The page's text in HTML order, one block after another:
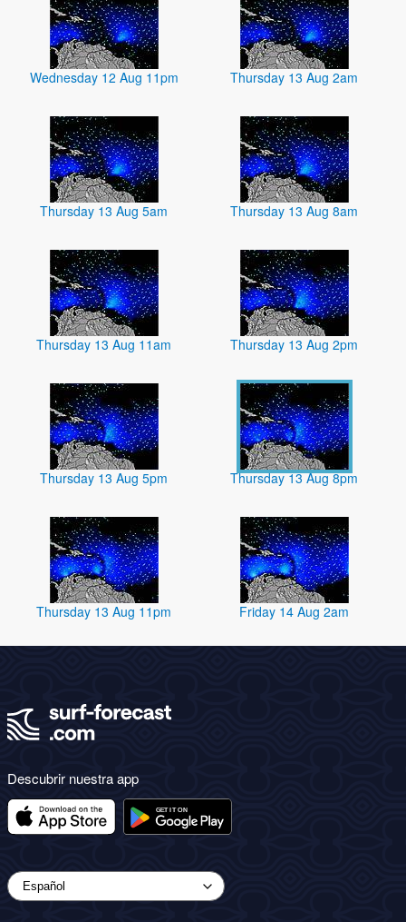
Wednesday 12 Aug 11pm Thursday 13 Aug 2am
Thursday 13 Aug 5am Thursday 13 Aug 8am
Thursday 13 Aug 11am Thursday 13 Aug 2pm
Thursday 13 Aug 5pm Thursday 13 Aug 8pm
Thursday 13 Aug 11pm Friday 14 Aug 2am
Descubrir nuestra app